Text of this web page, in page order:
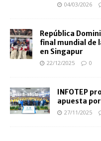
04/03/2026
República
final mundial de
en Singapur
22/12/2025 0
INFOTEP
apuesta
27/11/2025